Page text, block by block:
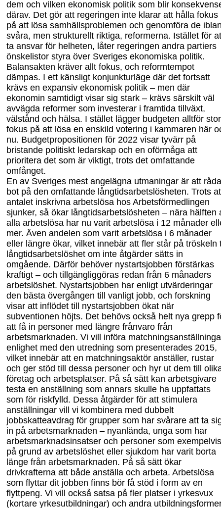
dem och vilken ekonomisk politik som blir
därav. Det gör att regeringen inte klarar att hålla fokus
på att lösa samhällsproblemen och genomföra de
svåra, men strukturellt riktiga, reformerna. Istället för
ta ansvar för helheten, låter regeringen andra partiers
önskelistor styra över Sveriges ekonomiska politik.
Balansakten kräver allt fokus, och reformtempot
dämpas. I ett känsligt konjunkturläge där det fortsatt
krävs en expansiv ekonomisk politik – men där
ekonomin samtidigt visar sig stark – krävs särskilt väl
avvägda reformer som investerar i framtida tillväxt,
välstånd och hälsa. I stället lägger budgeten alltför
fokus på att lösa en enskild votering i kammaren här
nu. Budgetpropositionen för 2022 visar tyvärr på
bristande politiskt ledarskap och en oförmåga att
prioritera det som är viktigt, trots det omfattande
omfånget.
En av Sveriges mest angelägna utmaningar är att råda
bot på den omfattande långtidsarbetslösheten. Trots
antalet inskrivna arbetslösa hos Arbetsförmedlingen
sjunker, så ökar långtidsarbetslösheten – nära hälften
alla arbetslösa har nu varit arbetslösa i 12 månader
mer. Även andelen som varit arbetslösa i 6 månader
eller längre ökar, vilket innebär att fler står på tröskeln
långtidsarbetslöshet om inte åtgärder sätts in
omgående. Därför behöver nystartsjobben förstärkas
kraftigt – och tillgängliggöras redan från 6 månaders
arbetslöshet. Nystartsjobben har enligt utvärderingar
den bästa övergången till vanligt jobb, och forskning
visar att inflödet till nystartsjobben ökat när
subventionen höjts. Det behövs också helt nya grepp
att få in personer med längre frånvaro från
arbetsmarknaden. Vi vill införa matchnings
enlighet med den utredning som presenterades 2015,
vilket innebär att en matchningsaktör anställer, rustar
och ger stöd till dessa personer och hyr ut dem till
företag och arbetsplatser. På så sätt kan arbetsgivare
testa en anställning som annars skulle ha uppfattats
som för riskfylld. Dessa åtgärder för att stimulera
anställningar vill vi kombinera med dubbelt
jobbskatteavdrag för grupper som har svårare att ta
in på arbetsmarknaden – nyanlända, unga som har
arbetsmarknadsinsatser och personer som exempelvis
på grund av arbetslöshet eller sjukdom har varit borta
länge från arbetsmarknaden. På så sätt ökar
drivkrafterna att både anställa och arbeta. Arbetslösa
som flyttar dit jobben finns bör få stöd i form av en
flyttpeng. Vi vill också satsa på fler platser i yrkesvux
(kortare yrkesutbildningar) och andra utbildnings